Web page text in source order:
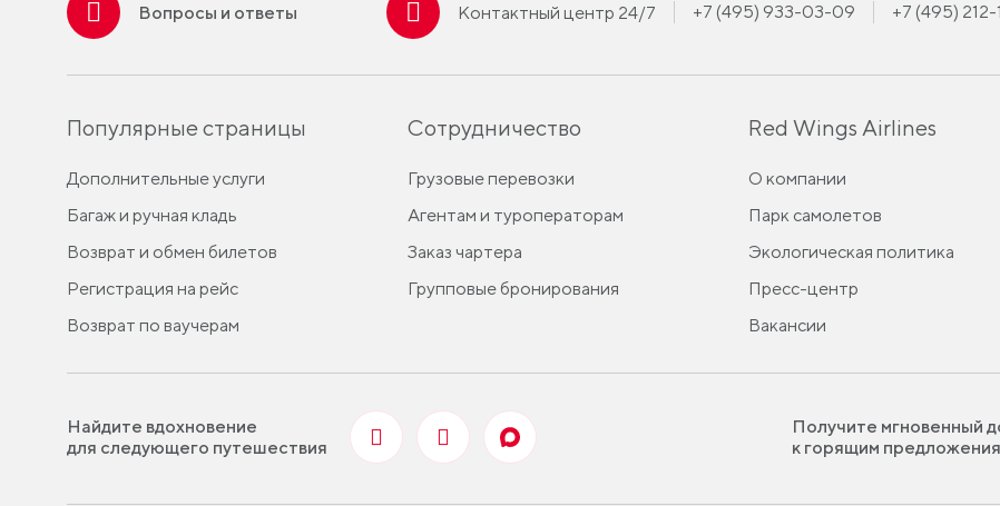
Вопросы и ответы Контактный центр 24/7 +7 (495) 933-03-09 +7 (495) 212-
Популярные страницы
Дополнительные услуги
Багаж и ручная кладь
Возврат и обмен билетов
Регистрация на рейс
Возврат по ваучерам
Сотрудничество
Грузовые перевозки
Агентам и туроператорам
Заказ чартера
Групповые бронирования
Red Wings Airlines
О компании
Парк самолетов
Экологическая политика
Пресс-центр
Вакансии
Найдите вдохновение
для следующего путешествия
Получите мгновенный
к горящим